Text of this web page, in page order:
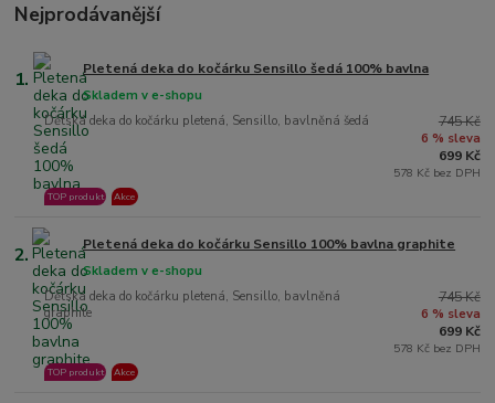
Nejprodávanější
1. Pletená deka do kočárku Sensillo šedá 100% bavlna
Dětská deka do kočárku pletená, Sensillo, bavlněná šedá
Skladem v e-shopu
TOP produkt Akce
745 Kč
6 % sleva
699 Kč
578 Kč bez DPH
2. Pletená deka do kočárku Sensillo 100% bavlna graphite
Dětská deka do kočárku pletená, Sensillo, bavlněná
graphite
Skladem v e-shopu
TOP produkt Akce
745 Kč
6 % sleva
699 Kč
578 Kč bez DPH